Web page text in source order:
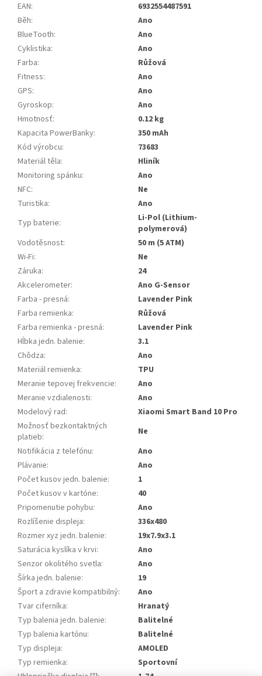
EAN:
6932554487591
Běh:
Ano
BlueTooth:
Ano
Cyklistika:
Ano
Farba:
Růžová
Fitness:
Ano
GPS:
Ano
Gyroskop:
Ano
Hmotnosť:
0.12 kg
Kapacita PowerBanky:
350 mAh
Kód výrobcu:
73683
Materiál těla:
Hliník
Monitoring spánku:
Ano
NFC:
Ne
Turistika:
Ano
Typ baterie:
Li-Pol (Lithium-
polymerová)
Vodotěsnost:
50 m (5 ATM)
Wi-Fi:
Ne
Záruka:
24
Akcelerometer:
Ano G-Sensor
Farba - presná:
Lavender Pink
Farba remienka:
Růžová
Farba remienka - presná:
Lavender Pink
Hĺbka jedn. balenie:
3.1
Chôdza:
Ano
Materiál remienka:
TPU
Meranie tepovej frekvencie:
Ano
Meranie vzdialenosti:
Ano
Modelový rad:
Xiaomi Smart Band 10 Pro
Možnosť bezkontaktných
platieb:
Ne
Notifikácia z telefónu:
Ano
Plávanie:
Ano
Počet kusov jedn. balenie:
1
Počet kusov v kartóne:
40
Pripomenutie pohybu:
Ano
Rozlíšenie displeja:
336x480
Rozmer xyz jedn. balenie:
19x7.9x3.1
Saturácia kyslíka v krvi:
Ano
Senzor okolitého svetla:
Ano
Šírka jedn. balenie:
19
Šport a zdravie kompatibilný:
Ano
Tvar ciferníka:
Hranatý
Typ balenia jedn. balenie:
Balitelné
Typ balenia kartónu:
Balitelné
Typ displeja:
AMOLED
Typ remienka:
Sportovní